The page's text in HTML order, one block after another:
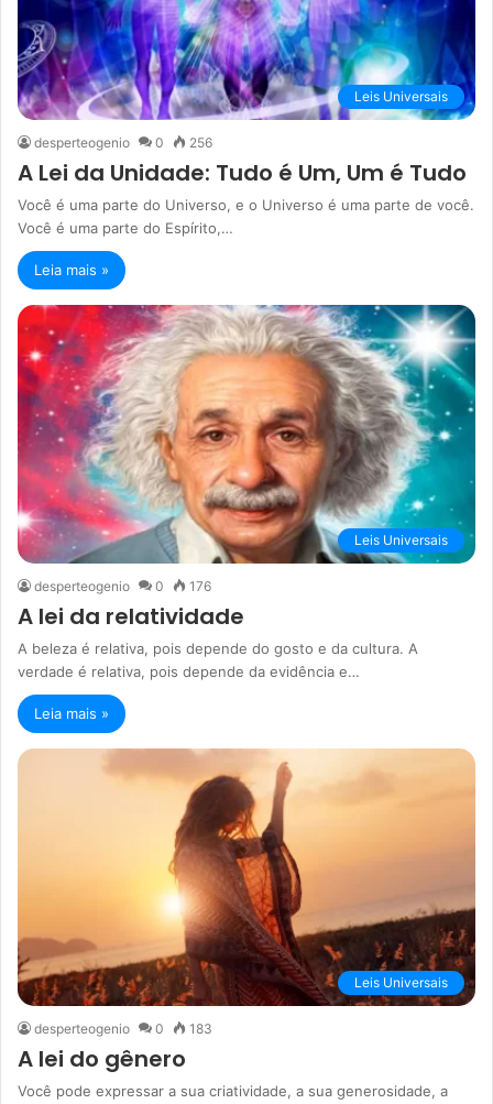
Leis Universais
desperteogenio 0 256
A Lei da Unidade: Tudo é Um, Um é Tudo
Você é uma parte do Universo, e o Universo é uma parte de você.
Você é uma parte do Espírito,…
Leia mais »
Leis Universais
desperteogenio 0 176
A lei da relatividade
A beleza é relativa, pois depende do gosto e da cultura. A
verdade é relativa, pois depende da evidência e…
Leia mais »
Leis Universais
desperteogenio 0 183
A lei do gênero
Você pode expressar a sua criatividade, a sua generosidade, a